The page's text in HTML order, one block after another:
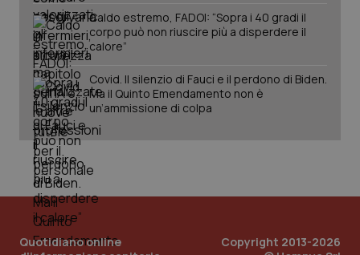
Caldo estremo, FADOI: “Sopra i 40 gradi il
corpo può non riuscire più a disperdere il
calore”
Covid. Il silenzio di Fauci e il perdono di Biden.
Ma il Quinto Emendamento non è
un’ammissione di colpa
Quotidiano online
Copyright 2013-2026
_ga
Google LLC